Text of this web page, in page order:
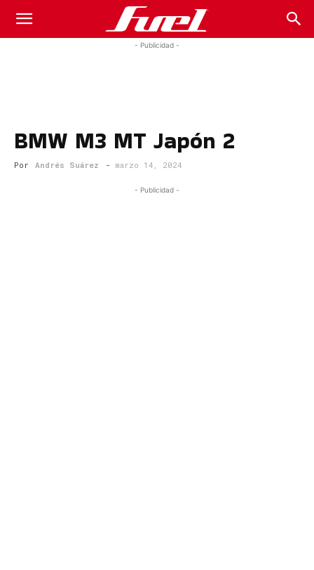
Fuel
Magazine
- Publicidad -
BMW M3 MT Japón 2
Por Andrés Suárez - marzo 14, 2024
- Publicidad -